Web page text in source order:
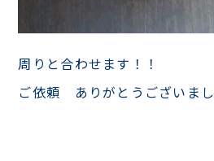
周りと合わせます！！
ご依頼 ありがとうございまし